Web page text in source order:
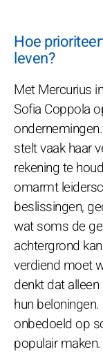
Hoe
leven?
Met Mercurius
Sofia Coppola
stelt vaak haar
rekening te
omarmt
beslissingen,
wat soms de
achtergrond
verdiend moet
denkt dat
hun
onbedoeld op
populair maken.